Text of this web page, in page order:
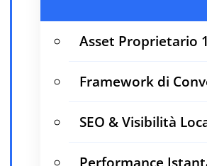
Asset Proprietario
Framework di
SEO & Visibilità
Performance